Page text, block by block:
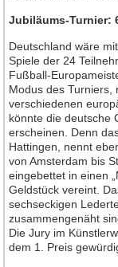
Jahrgang 2018
Jahrgang 2019
Jahrgang 2020
Jahrgang 2021
Jahrgang 2022
Jahrgang 2023
Jahrgang 2024
Jahrgang 2025
Jahrgang 2026
Jubiläums-Turnier:
Deutschland wäre
Spiele der 24
Fußball-
Modus des Turniers,
verschiedenen
könnte die deutsche
erscheinen. Denn
Hattingen, nennt
von Amsterdam bis
eingebettet in einen
Geldstück vereint.
sechseckigen
zusammengenäht
Die Jury im
dem 1. Preis